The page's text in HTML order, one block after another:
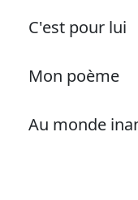
C'est pour lui
Mon poème
Au monde